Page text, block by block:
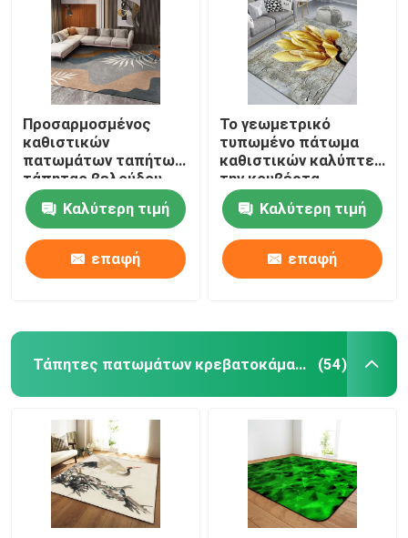
βίντεο
ΠΕΡΙΠΟΥ ΗΠΑ
Γύρος εργοστασίων
Προσαρμοσμένος
καθιστικών
πατωμάτων ταπήτων
τάπητας βελούδου
κρυστάλλου
εκτύπωσης
κουβερτών απλός
Καλύτερη τιμή
επαφή
Το γεωμετρικό
τυπωμένο πάτωμα
καθιστικών καλύπτει
την κουβέρτα
βελούδου κρυστάλλου
ορθογωνίων με
τάπητα
Καλύτερη τιμή
επαφή
Τάπητες πατωμάτων κρεβατοκάμαρων (54)